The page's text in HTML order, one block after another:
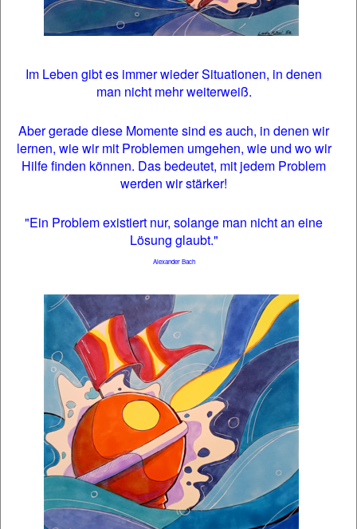
Im Leben gibt es immer wieder Situationen, in denen
man nicht mehr weiterweiß.
Aber gerade diese Momente sind es auch, in denen wir
lernen, wie wir mit Problemen umgehen, wie und wo wir
Hilfe finden können. Das bedeutet, mit jedem Problem
werden wir stärker!
"Ein Problem existiert nur, solange man nicht an eine
Lösung glaubt."
Alexander Bach